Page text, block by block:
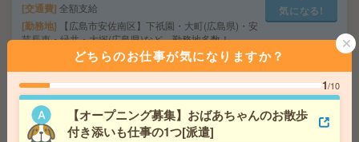
交通費 全額支給
勤務地
【広島市安佐南区】下祇園・大町(広島県)・安
芸長束・緑井・大塚(広島県)など、勤務地多数！
気になる!
給与即払いOK！高時給！平日休み！日勤のお仕事！荷物
の仕分け[派遣]
給 与 時給1200円
どちらのお仕事が気になりますか？
1/10
【オープニング募集】おばあちゃんのお散歩
付き添いも仕事の1つ[派遣]